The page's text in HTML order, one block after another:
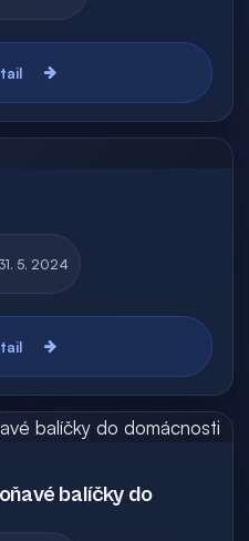
31. 5. 2024
balíčky do